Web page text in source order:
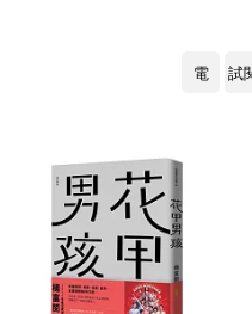
電 試